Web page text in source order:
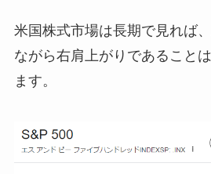
米国株式市場は長期で見れば
ながら右肩上がりであること
ます。